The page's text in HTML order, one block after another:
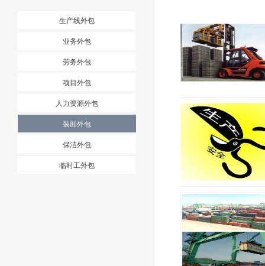
生产线外包
业务外包
劳务外包
项目外包
人力资源外包
装卸外包
保洁外包
临时工外包